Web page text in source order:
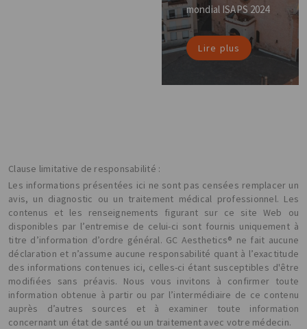
mondial ISAPS 2024
Lire plus
Clause limitative de responsabilité :
Les informations présentées ici ne sont pas censées remplacer un
avis, un diagnostic ou un traitement médical professionnel. Les
contenus et les renseignements figurant sur ce site Web ou
disponibles par l’entremise de celui-ci sont fournis uniquement à
titre d’information d’ordre général. GC Aesthetics® ne fait aucune
déclaration et n’assume aucune responsabilité quant à l’exactitude
des informations contenues ici, celles-ci étant susceptibles d'être
modifiées sans préavis. Nous vous invitons à confirmer toute
information obtenue à partir ou par l’intermédiaire de ce contenu
auprès d’autres sources et à examiner toute information
concernant un état de santé ou un traitement avec votre médecin.